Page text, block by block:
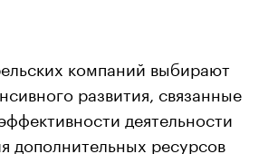
компаний выбирают
развития, связанные
деятельности
дополнительных ресурсов